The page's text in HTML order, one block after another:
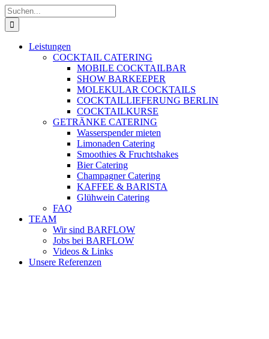
Zum
Inhalt
springen
Suche
nach:
Leistungen
COCKTAIL CATERING
MOBILE COCKTAILBAR
SHOW BARKEEPER
MOLEKULAR COCKTAILS
COCKTAILLIEFERUNG BERLIN
COCKTAILKURSE
GETRÄNKE CATERING
Wasserspender mieten
Limonaden Catering
Smoothies & Fruchtshakes
Bier Catering
Champagner Catering
KAFFEE & BARISTA
Glühwein Catering
FAQ
TEAM
Wir sind BARFLOW
Jobs bei BARFLOW
Videos & Links
Unsere Referenzen